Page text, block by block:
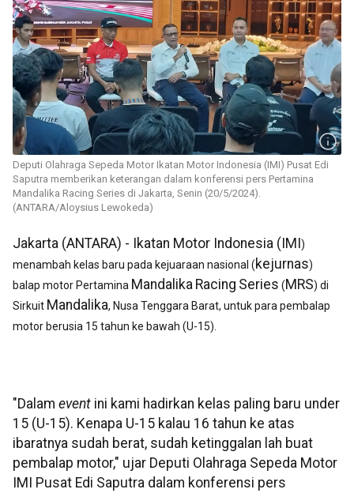
Deputi Olahraga Sepeda Motor Ikatan Motor Indonesia (IMI) Pusat Edi
Saputra memberikan keterangan dalam konferensi pers Pertamina
Mandalika Racing Series di Jakarta, Senin (20/5/2024).
(ANTARA/Aloysius Lewokeda)
Jakarta (ANTARA) - Ikatan Motor Indonesia (IMI )
menambah kelas baru pada kejuaraan nasional (kejurnas)
balap motor Pertamina Mandalika Racing Series (MRS) di
Sirkuit Mandalika, Nusa Tenggara Barat, untuk para pembalap
motor berusia 15 tahun ke bawah (U-15).
"Dalam event ini kami hadirkan kelas paling baru under
15 (U-15). Kenapa U-15 kalau 16 tahun ke atas
ibaratnya sudah berat, sudah ketinggalan lah buat
pembalap motor," ujar Deputi Olahraga Sepeda Motor
IMI Pusat Edi Saputra dalam konferensi pers